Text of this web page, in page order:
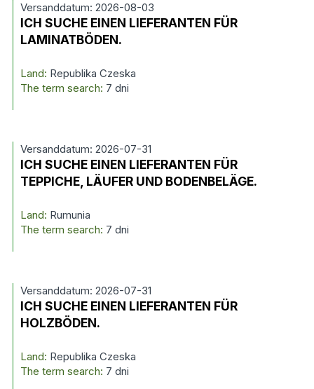
Versanddatum: 2026-08-03
ICH SUCHE EINEN LIEFERANTEN FÜR
LAMINATBÖDEN.
Land: Republika Czeska
The term search: 7 dni
Versanddatum: 2026-07-31
ICH SUCHE EINEN LIEFERANTEN FÜR
TEPPICHE, LÄUFER UND BODENBELÄGE.
Land: Rumunia
The term search: 7 dni
Versanddatum: 2026-07-31
ICH SUCHE EINEN LIEFERANTEN FÜR
HOLZBÖDEN.
Land: Republika Czeska
The term search: 7 dni